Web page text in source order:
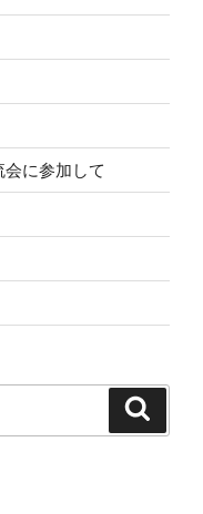
会に参加して